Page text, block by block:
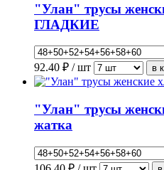
"Улан" трусы
ГЛАДКИЕ
92.40 ₽ / шт
"Улан" трусы
жатка